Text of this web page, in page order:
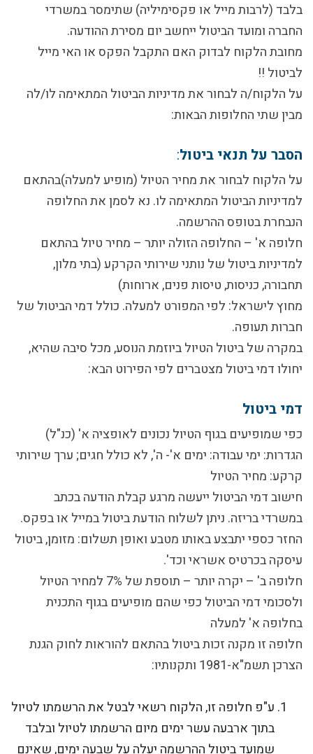
בלבד (לרבות מייל או פקסימיליה) שתימסר במשרדי
החברה ומועד הביטול ייחשב יום מסירת ההודעה.
מחובת הלקוח לבדוק האם התקבל הפקס או האי מייל
לביטול !!
על הלקוח/ה לבחור את מדיניות הביטול המתאימה לו/לה
מבין שתי החלופות הבאות:
הסבר על תנאי ביטול:
על הלקוח לבחור את מחיר הטיול (מופיע למעלה)בהתאם
למדיניות הביטול המתאימה לו. נא לסמן את החלופה
הנבחרת בטופס ההרשמה.
חלופה א' – החלופה הזולה יותר – מחיר טיול בהתאם
למדיניות ביטול של נותני שירותי הקרקע (בתי מלון,
תחבורה, כניסות, טיסות פנים, ארוחות)
מחוץ לישראל: לפי המפורט למעלה. כולל דמי הביטול של
חברות תעופה.
במקרה של ביטול הטיול ביוזמת הנוסע, מכל סיבה שהיא,
יחולודמי ביטול מצטברים לפי הפירוט הבא:
דמי ביטול
כפי שמופיעים בגוף הטיול נכונים לאופציה א' (כנ"ל)
הגדרות: ימי עבודה: ימים א'- ה', לא כולל חגים; ערך שירותי
קרקע: מחיר הטיול
חישוב דמי הביטול ייעשה מרגע קבלת הודעה בכתב
במשרדי בריזה. ניתן לשלוח הודעת ביטול במייל או בפקס.
החזר כספי יתבצע באותו מטבע ואופן תשלום: מזומן, ביטול
עיסקה בכרטיס אשראי וכד'.
חלופה ב' – יקרה יותר – תוספת של 7% למחיר הטיול
ולסכומי דמי הביטול כפי שהם מופיעים בגוף התכנית
בחלופה א' למעלה
חלופה זו מקנה זכות ביטול בהתאם להוראות לחוק הגנת
הצרכן תשמ"א-1981 ותקנותיו:
ע"פ חלופה זו, הלקוח רשאי לבטל את הרשמתו לטיול
בתוך ארבעה עשר ימים מיום הרשמתו לטיול ובלבד
שמועד ביטול ההרשמה יעלה על שבעה ימים, שאינם